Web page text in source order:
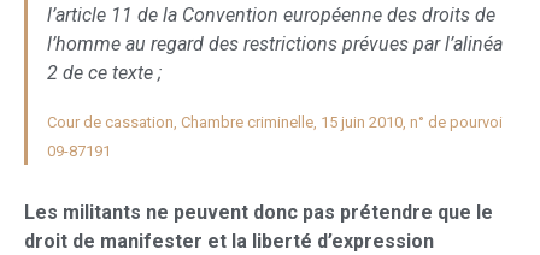
l’article 11 de la Convention européenne des droits de
l’homme au regard des restrictions prévues par l’alinéa
2 de ce texte ;
Cour de cassation, Chambre criminelle, 15 juin 2010, n° de pourvoi
09-87191
Les militants ne peuvent donc pas prétendre que le
droit de manifester et la liberté d’expression